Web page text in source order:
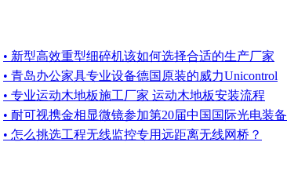
• 新型高效重型细碎机该如何选择合适的生产厂家
• 青岛办公家具专业设备德国原装的威力Unicontrol
• 专业运动木地板施工厂家 运动木地板安装流程
• 耐可视携金相显微镜参加第20届中国国际光电装备
• 怎么挑选工程无线监控专用远距离无线网桥？